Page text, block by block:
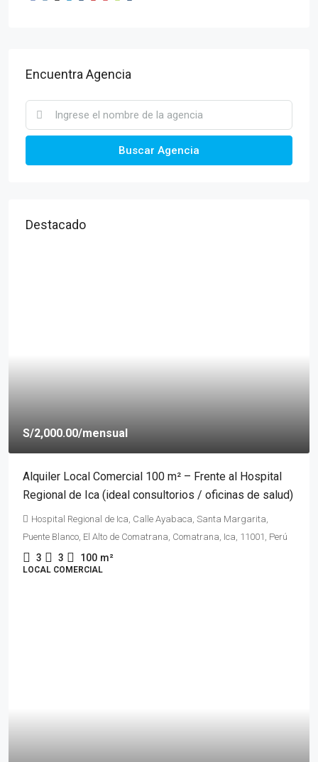
Encuentra Agencia
Buscar Agencia
Destacado
S/2,000.00/mensual
Alquiler Local Comercial 100 m² – Frente al Hospital
Regional de Ica (ideal consultorios / oficinas de salud)
Hospital Regional de Ica, Calle Ayabaca, Santa Margarita,
Puente Blanco, El Alto de Comatrana, Comatrana, Ica, 11001, Perú
3 3 100 m²
LOCAL COMERCIAL